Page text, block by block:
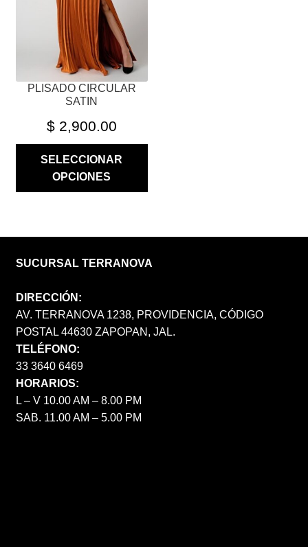
PLISADO CIRCULAR
SATIN
$2,900.00
SELECCIONAR
OPCIONES
PUEDEN
DE
SUCURSAL TERRANOVA
DIRECCIÓN:
AV. TERRANOVA 1238, PROVIDENCIA, CÓDIGO
POSTAL 44630 ZAPOPAN, JAL.
TELÉFONO:
33 3640 6469
HORARIOS:
L – V 10.00 AM – 8.00 PM
SAB. 11.00 AM – 5.00 PM